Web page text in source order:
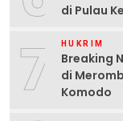
di Pulau
7 HUKRIM
Breaking
di
Komodo